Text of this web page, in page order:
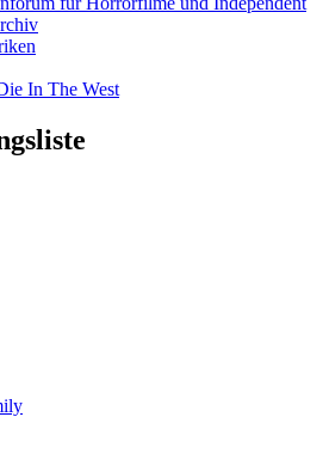
In The West